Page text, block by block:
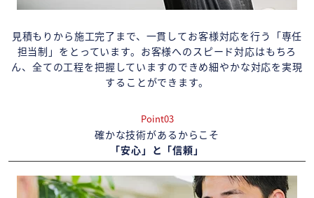
見積もりから施工完了まで、一貫してお客様対応を行う「専任
担当制」をとっています。お客様へのスピード対応はもちろ
ん、全ての工程を把握していますのできめ細やかな対応を実現
することができます。
Point03
確かな技術があるからこそ
「安心」と「信頼」